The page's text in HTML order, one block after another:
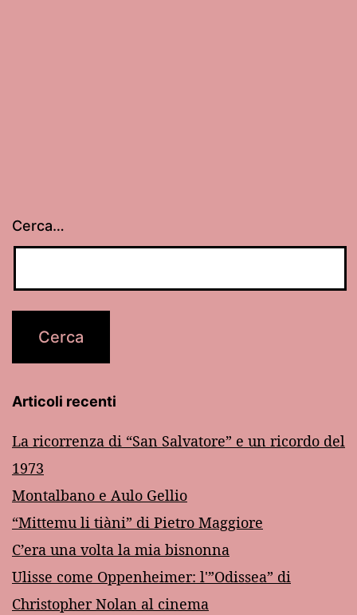
Cerca…
Articoli recenti
La ricorrenza di “San Salvatore” e un ricordo del
1973
Montalbano e Aulo Gellio
“Mittemu li tiàni” di Pietro Maggiore
C’era una volta la mia bisnonna
Ulisse come Oppenheimer: l'”Odissea” di
Christopher Nolan al cinema